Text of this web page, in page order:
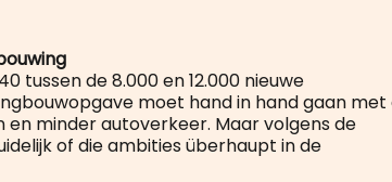
tussen de 8.000 en 12.000 nieuwe
moet hand in hand gaan met
minder autoverkeer. Maar volgens de
of die ambities überhaupt in de